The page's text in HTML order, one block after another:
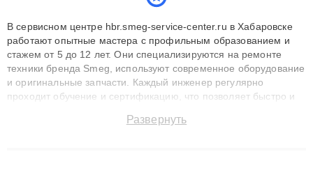
В сервисном центре hbr.smeg-service-center.ru в Хабаровске
работают опытные мастера с профильным образованием и
стажем от 5 до 12 лет. Они специализируются на ремонте
техники бренда Smeg, используют современное оборудование
и оригинальные запчасти. Каждый инженер регулярно
проходит обучение и сертификацию, что позволяет быстро и
сохранением гарантии до 3 лет. Наши мастера решают
Развернуть